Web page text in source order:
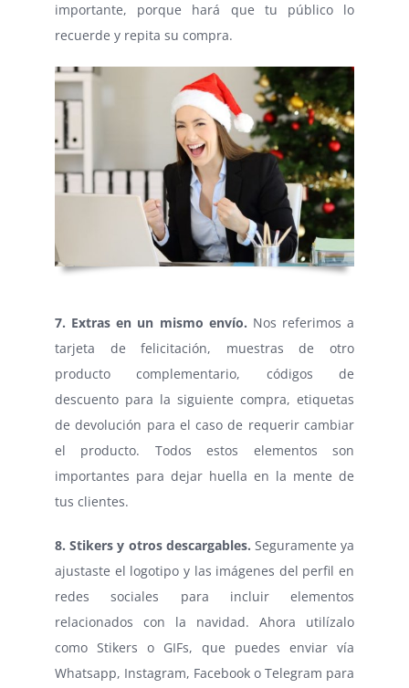
importante, porque hará que tu público lo
recuerde y repita su compra.
7. Extras en un mismo envío. Nos referimos a
tarjeta de felicitación, muestras de otro
producto complementario, códigos de
descuento para la siguiente compra, etiquetas
de devolución para el caso de requerir cambiar
el producto. Todos estos elementos son
importantes para dejar huella en la mente de
tus clientes.
8. Stikers y otros descargables. Seguramente ya
ajustaste el logotipo y las imágenes del perfil en
redes sociales para incluir elementos
relacionados con la navidad. Ahora utilízalo
como Stikers o GIFs, que puedes enviar vía
Whatsapp, Instagram, Facebook o Telegram para